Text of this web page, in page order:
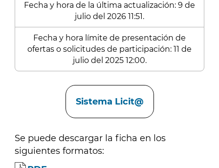
Fecha y hora de la última actualización: 9 de
julio del 2026 11:51.
Fecha y hora límite de presentación de
ofertas o solicitudes de participación: 11 de
julio del 2025 12:00.
Sistema Licit@
Se puede descargar la ficha en los
siguientes formatos: